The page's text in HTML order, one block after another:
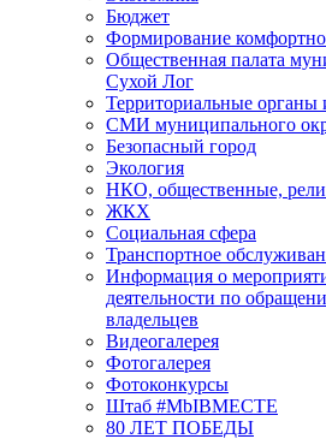
Бюджет
Формирование
Общественная палата
Сухой Лог
Территориальные органы
СМИ муниципального
Безопасный город
Экология
НКО, общественные,
ЖКХ
Социальная сфера
Транспортное
Информация о
деятельности по
владельцев
Видеогалерея
Фотогалерея
Фотоконкурсы
Штаб #MbIBMECTE
80 ЛЕТ ПОБЕДЫ